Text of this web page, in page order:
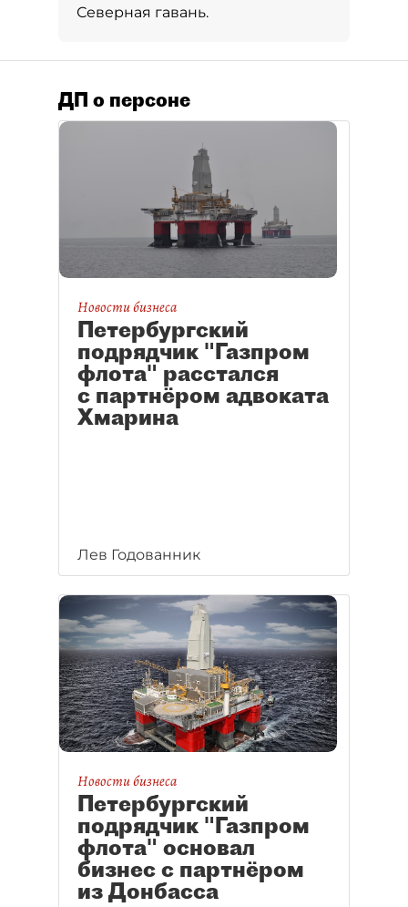
Северная гавань.
ДП о персоне
Новости бизнеса
Петербургский
подрядчик "Газпром
флота" расстался
с партнёром адвоката
Хмарина
Лев Годованник
Новости бизнеса
Петербургский
подрядчик "Газпром
флота" основал
бизнес с партнёром
из Донбасса